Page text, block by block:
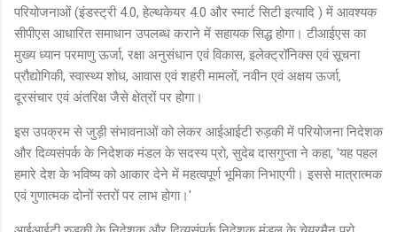
परियोजनाओं (इंडस्ट्री 4.0, हेल्थकेयर 4.0 और स्मार्ट सिटी इत्यादि ) में आवश्यक
सीपीएस आधारित समाधान उपलब्ध कराने में सहायक सिद्ध होगा। टीआईएस का
मुख्य ध्यान परमाणु ऊर्जा, रक्षा अनुसंधान एवं विकास, इलेक्ट्रॉनिक्स एवं सूचना
प्रौद्योगिकी, स्वास्थ्य शोध, आवास एवं शहरी मामलों, नवीन एवं अक्षय ऊर्जा,
दूरसंचार एवं अंतरिक्ष जैसे क्षेत्रों पर होगा।
इस उपक्रम से जुड़ी संभावनाओं को लेकर आईआईटी रुड़की में परियोजना निदेशक
और दिव्यसंपर्क के निदेशक मंडल के सदस्य प्रो, सुदेब दासगुप्ता ने कहा, 'यह पहल
हमारे देश के भविष्य को आकार देने में महत्वपूर्ण भूमिका निभाएगी। इससे मात्रात्मक
एवं गुणात्मक दोनों स्तरों पर लाभ होगा।'